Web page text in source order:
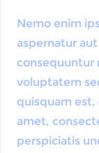
Nemo enim
aspernatur
consequuntur
voluptatem
quisquam
amet,
perspiciatis